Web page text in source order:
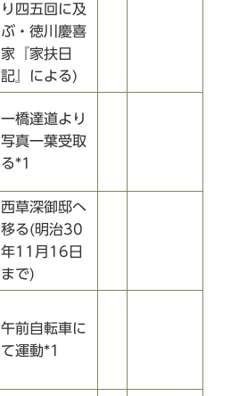
り四五回に及
ぶ・徳川慶喜
家『家扶日
記』による)
一橋達道より
写真一葉受取
る*1
西草深御邸へ
移る(明治30
年11月16日
まで)
午前自転車に
て運動*1